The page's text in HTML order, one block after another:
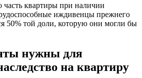
часть квартиры при наличии
иждивенцы прежнего
50% той доли, которую они могли бы
нужны для
на квартиру